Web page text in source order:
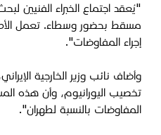
"يُعقد اجتماع الخبراء الفنيين
مسقط بحضور وسطاء. تعمل
إجراء المفاوضات".
وأضاف نائب وزير الخارجية
تخصيب اليورانيوم، وأن هذه
المفاوضات بالنسبة لطهران".